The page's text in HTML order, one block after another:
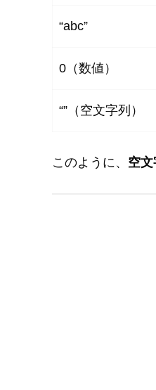
“abc”
0（数値）
“”（空文字列）
このように、 空